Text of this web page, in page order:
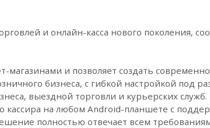
и онлайн-касса нового поколения,
магазинами и позволяет создать
бизнеса, с гибкой настройкой под
выездной торговли и курьерских служб.
кассира на любом Android-планшете с
полностью отвечает всем